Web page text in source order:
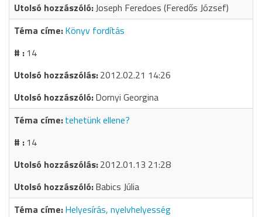
Joseph Feredoes (Feredős József)
Könyv fordítás
14
2012.02.21 14:26
Dornyi Georgina
tehetünk ellene?
14
2012.01.13 21:28
Babics Júlia
Helyesírás, nyelvhelyesség